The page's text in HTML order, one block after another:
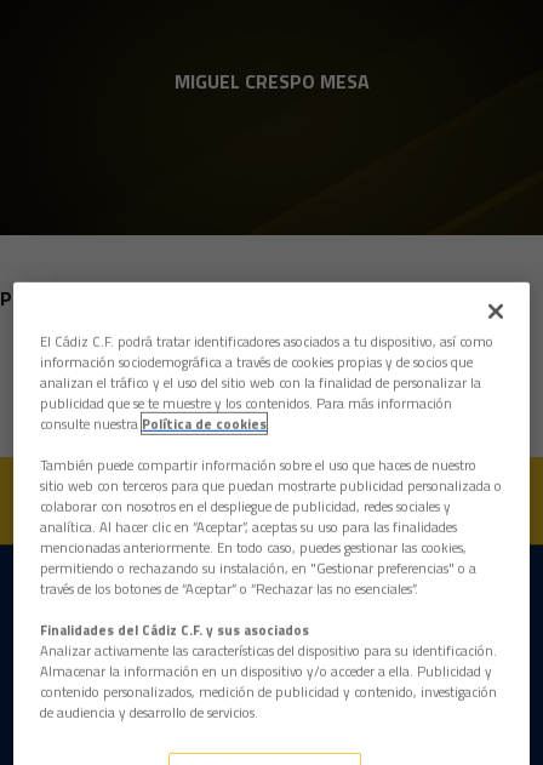
MIGUEL CRESPO MESA
POSICIÓN
PORTEROS
Nacimiento
Edad
DESCARGAR LA APP AHORA
El Cádiz C.F. podrá tratar identificadores asociados a tu dispositivo, así como
información sociodemográfica a través de cookies propias y de socios que
analizan el tráfico y el uso del sitio web con la finalidad de personalizar la
publicidad que se te muestre y los contenidos. Para más información
consulte nuestra Política de cookies
También puede compartir información sobre el uso que haces de nuestro
sitio web con terceros para que puedan mostrarte publicidad personalizada o
colaborar con nosotros en el despliegue de publicidad, redes sociales y
analítica. Al hacer clic en “Aceptar”, aceptas su uso para las finalidades
mencionadas anteriormente. En todo caso, puedes gestionar las cookies,
permitiendo o rechazando su instalación, en "Gestionar preferencias" o a
través de los botones de “Aceptar” o “Rechazar las no esenciales”.
Finalidades del Cádiz C.F. y sus asociados
Analizar activamente las características del dispositivo para su identificación.
Almacenar la información en un dispositivo y/o acceder a ella. Publicidad y
contenido personalizados, medición de publicidad y contenido, investigación
de audiencia y desarrollo de servicios.